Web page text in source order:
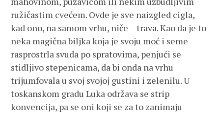
ružičastim cvećem. Ovde je sve naizgled cigla,
kad ono, na samom vrhu, niče – trava. Kao da je to
neka magična biljka koja je svoju moć i seme
rasprostrla svuda po spratovima, penjući se
stidljivo stepenicama, da bi onda na vrhu
trijumfovala u svoj svojoj gustini i zelenilu. U
toskanskom gradu Luka održava se strip
konvencija, pa se oni koji se za to zanimaju